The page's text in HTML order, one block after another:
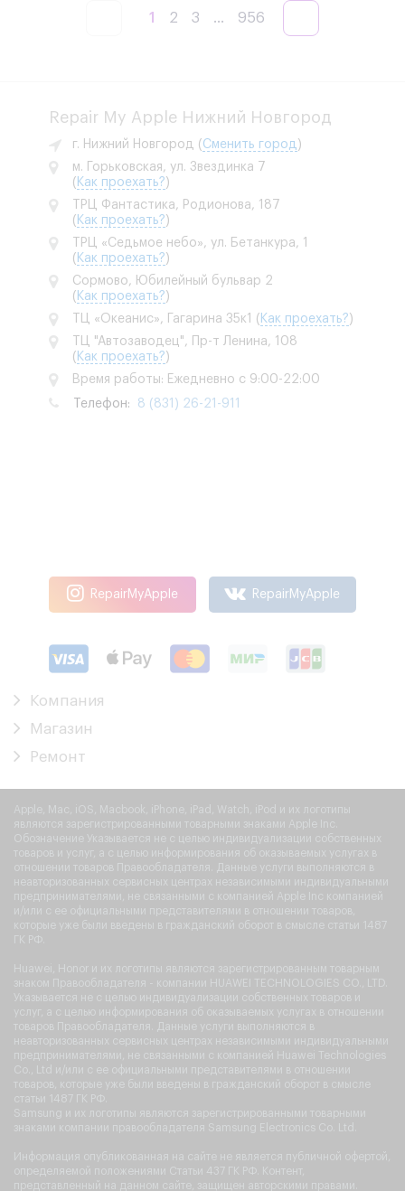
1 2 3 ... 956
Repair My Apple Нижний Новгород
г. Нижний Новгород ( Сменить город )
м. Горьковская, ул. Звездинка 7
( Как проехать? )
ТРЦ Фантастика, Родионова, 187
( Как проехать? )
ТРЦ «Седьмое небо», ул. Бетанкура, 1
( Как проехать? )
Сормово, Юбилейный бульвар 2
( Как проехать? )
ТЦ «Океанис», Гагарина 35к1
( Как проехать? )
ТЦ "Автозаводец", Пр-т Ленина, 108
( Как проехать? )
Время работы: Ежедневно с 9:00-22:00
Телефон: 8 (831) 26-21-911
RepairMyApple RepairMyApple
Компания
Магазин
Ремонт
Apple, Mac, iOS, Macbook, iPhone, iPad, Watch, iPod и их логотипы
являются зарегистрированными товарными знаками Apple Inc.
Обозначение Указывается не с целью индивидуализации собственных
товаров и услуг, а с целью информирования об оказываемых услугах в
отношении товаров Правообладателя. Данные услуги выполняются в
неавторизованных сервисных центрах независимыми индивидуальными
предпринимателями, не связанными с компанией Apple Inc компанией
и/или с ее официальными представителями в отношении товаров,
которые уже были введены в гражданский оборот в смысле статьи 1487
ГК РФ.
Huawei, Honor и их логотипы являются зарегистрированным товарным
знаком Правообладателя - компании HUAWEI TECHNOLOGIES CO., LTD.
Указывается не с целью индивидуализации собственных товаров и
услуг, а с целью информирования об оказываемых услугах в отношении
товаров Правообладателя. Данные услуги выполняются в
неавторизованных сервисных центрах независимыми индивидуальными
предпринимателями, не связанными с компанией Huawei Technologies
Co., Ltd и/или с ее официальными представителями в отношении
товаров, которые уже были введены в гражданский оборот в смысле
статьи 1487 ГК РФ.
Samsung и их логотипы являются зарегистрированными товарными
знаками компании правообладателя Samsung Electronics Co. Ltd.
Информация опубликованная на сайте не является публичной офертой,
определяемой положениями Статьи 437 ГК РФ. Контент,
представленный на данном сайте, защищен авторскими правами.